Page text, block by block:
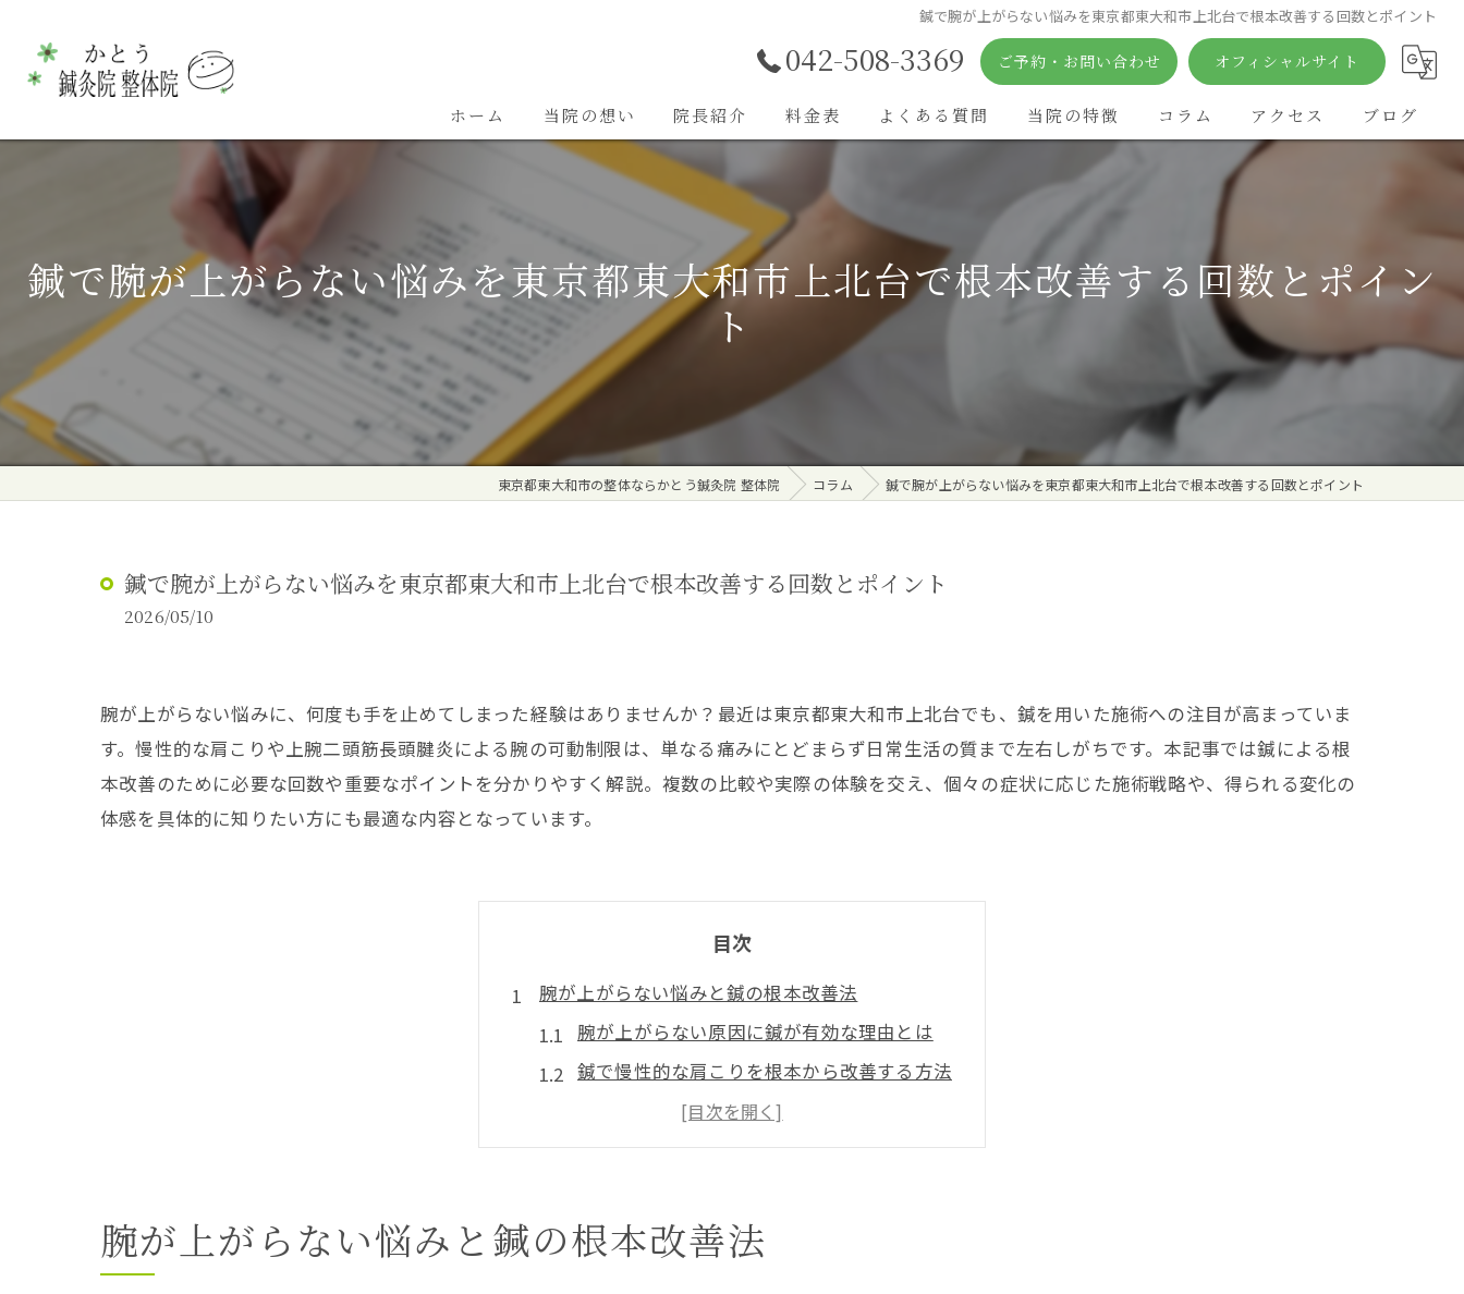
鍼で腕が上がらない悩みを東京都東大和市上北台で根本改善する回数とポイント
042-508-3369 ご予約・お問い合わせ オフィシャルサイト
ホーム 当院の想い 院長紹介 料金表 よくある質問 当院の特徴
矯正
鍼灸
カイロプラクティック
コラム アクセス ブログ
鍼で腕が上がらない悩みを東京都東大和市上北台で根本改善する回数とポイン
ト
東京都東大和市の整体ならかとう鍼灸院 整体院 コラム 鍼で腕が上がらない悩みを東京都東大和市上北台で根本改善する回数とポイント
鍼で腕が上がらない悩みを東京都東大和市上北台で根本改善する回数とポイント
2026/05/10
腕が上がらない悩みに、何度も手を止めてしまった経験はありませんか？最近は東京都東大和市上北台でも、鍼を用いた施術への注目が高まっていま
す。慢性的な肩こりや上腕二頭筋長頭腱炎による腕の可動制限は、単なる痛みにとどまらず日常生活の質まで左右しがちです。本記事では鍼による根
本改善のために必要な回数や重要なポイントを分かりやすく解説。複数の比較や実際の体験を交え、個々の症状に応じた施術戦略や、得られる変化の
体感を具体的に知りたい方にも最適な内容となっています。
目次
腕が上がらない悩みと鍼の根本改善法
腕が上がらない原因に鍼が有効な理由とは
鍼で慢性的な肩こりを根本から改善する方法
上腕二頭筋長頭腱炎に鍼が選ばれるポイント
デスクワーク女性に鍼がおすすめな背景
鍼で腕の可動域回復を目指す施術戦略
鍼による可動域拡大のメカニズムを解説
腕が上がらない悩みと鍼の根本改善法